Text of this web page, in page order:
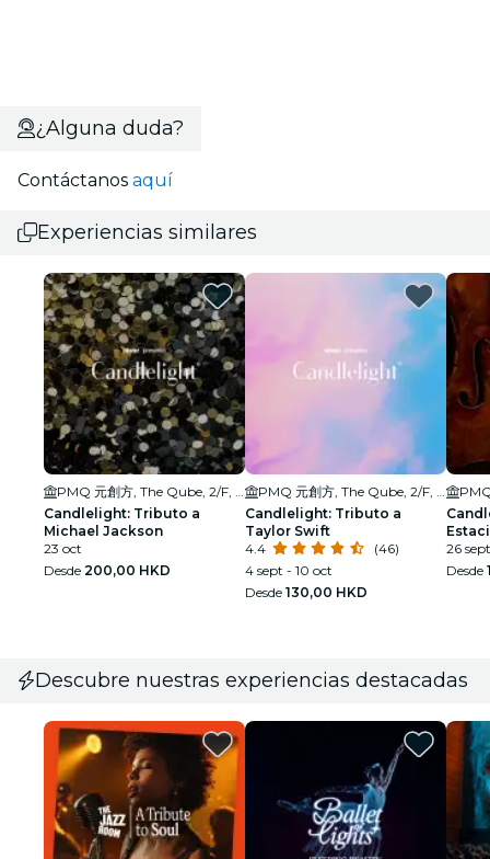
¿Alguna duda?
Contáctanos aquí
Experiencias similares
Candlelight: Tributo a
Michael Jackson
23 oct
Desde 200,00 HKD
Candlelight: Tributo a
Taylor Swift
4.4
(46)
4 sept - 10 oct
Desde 130,00 HKD
26
Desde
Descubre nuestras experiencias destacadas